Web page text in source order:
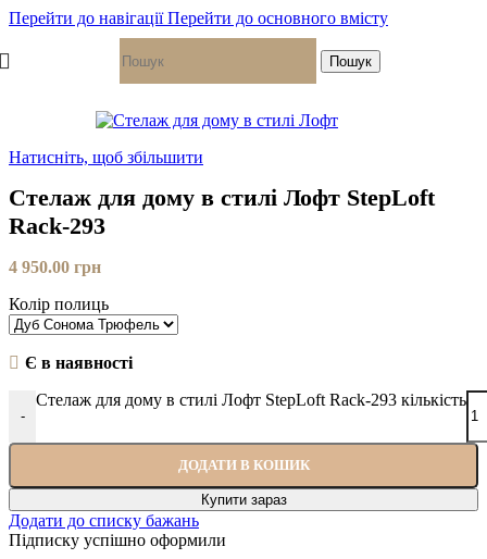
Перейти до навігаціїПерейти до основного вмісту
Пошук
Натисніть, щоб збільшити
Стелаж для дому в стилі Лофт StepLoft
Rack-293
4 950.00 грн
Колір полиць
Є в наявності
-
Стелаж для дому в стилі Лофт StepLoft Rack-293 кількість
ДОДАТИ В КОШИК
Купити зараз
Додати до списку бажань
Підписку успішно оформили
-10%